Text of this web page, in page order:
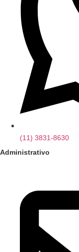
(11) 3831-8630
Administrativo